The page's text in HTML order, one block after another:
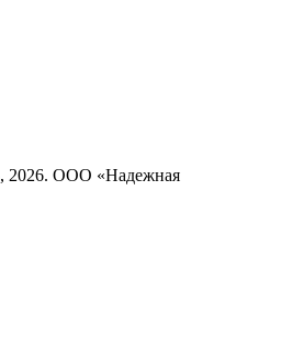
2026. ООО «Надежная